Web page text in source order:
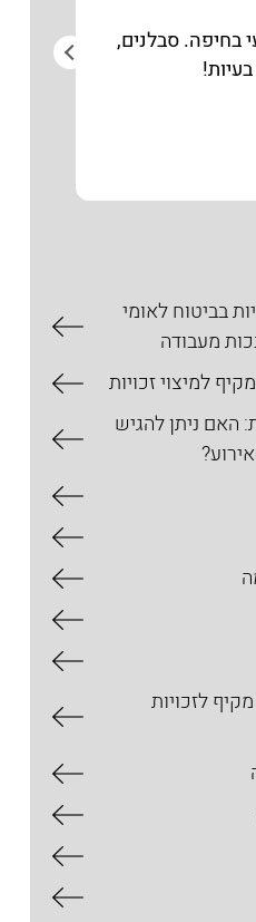
בחיפה. סבלנים,
בביטוח לאומי
מעבודה
למיצוי זכויות
האם ניתן להגיש
לזכויות